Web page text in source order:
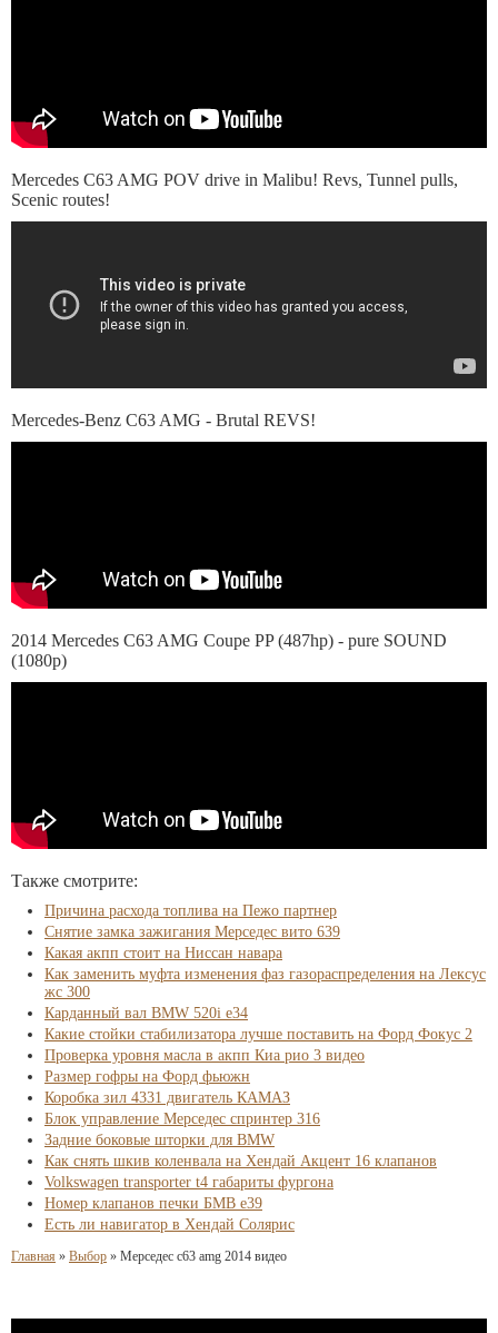
Mercedes C63 AMG POV drive in Malibu! Revs, Tunnel pulls,
Scenic routes!
Mercedes-Benz C63 AMG - Brutal REVS!
2014 Mercedes C63 AMG Coupe PP (487hp) - pure SOUND
(1080p)
Также смотрите:
Причина расхода топлива на Пежо партнер
Снятие замка зажигания Мерседес вито 639
Какая акпп стоит на Ниссан навара
Как заменить муфта изменения фаз газораспределения на Лексус
жс 300
Карданный вал BMW 520i e34
Какие стойки стабилизатора лучше поставить на Форд Фокус 2
Проверка уровня масла в акпп Киа рио 3 видео
Размер гофры на Форд фьюжн
Коробка зил 4331 двигатель КАМАЗ
Блок управление Мерседес спринтер 316
Задние боковые шторки для BMW
Как снять шкив коленвала на Хендай Акцент 16 клапанов
Volkswagen transporter t4 габариты фургона
Номер клапанов печки БМВ е39
Есть ли навигатор в Хендай Солярис
Главная » Выбор » Мерседес c63 amg 2014 видео